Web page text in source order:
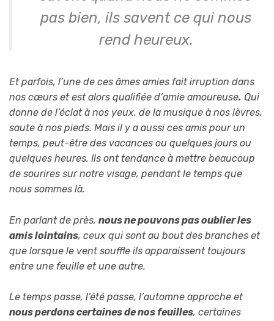
pas bien, ils savent ce qui nous
rend heureux.
Et parfois, l’une de ces âmes amies fait irruption dans
nos cœurs et est alors qualifiée d’amie amoureuse. Qui
donne de l’éclat à nos yeux, de la musique à nos lèvres,
saute à nos pieds. Mais il y a aussi ces amis pour un
temps, peut-être des vacances ou quelques jours ou
quelques heures. Ils ont tendance à mettre beaucoup
de sourires sur notre visage, pendant le temps que
nous sommes là.
En parlant de près, nous ne pouvons pas oublier les
amis lointains, ceux qui sont au bout des branches et
que lorsque le vent souffle ils apparaissent toujours
entre une feuille et une autre.
Le temps passe, l’été passe, l’automne approche et
nous perdons certaines de nos feuilles, certaines